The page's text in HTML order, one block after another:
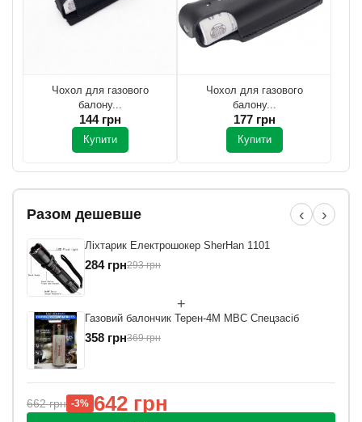
Чохол для газового
балону...
144 грн
Купити
Чохол для газового
балону...
177 грн
Купити
Разом дешевше ‹ ›
Ліхтарик Електрошокер SherHan 1101
284 грн293 грн
+
Газовий балончик Терен-4М МВС Спецзасіб
358 грн369 грн
662 грн -3% 642 грн